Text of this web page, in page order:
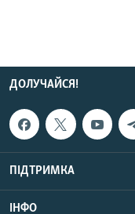
ДОЛУЧАЙСЯ!
ПІДТРИМКА
ІНФО